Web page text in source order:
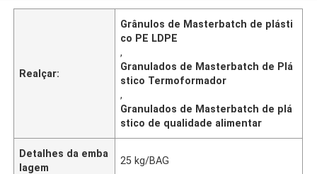
Realçar:
Grânulos de Masterbatch de plásti
co PE LDPE
,
Granulados de Masterbatch de Plá
stico Termoformador
,
Granulados de Masterbatch de plá
stico de qualidade alimentar
Detalhes da emba
lagem
25 kg/BAG